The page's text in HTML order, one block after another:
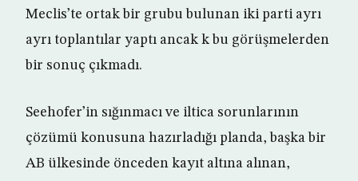
Meclis’te ortak bir grubu bulunan iki parti ayrı
ayrı toplantılar yaptı ancak k bu görüşmelerden
bir sonuç çıkmadı.
Seehofer’in sığınmacı ve iltica sorunlarının
çözümü konusuna hazırladığı planda, başka bir
AB ülkesinde önceden kayıt altına alınan,